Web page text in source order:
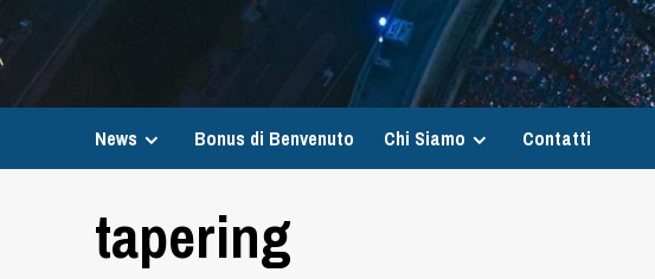
News Bonus di Benvenuto Chi Siamo Contatti
tapering